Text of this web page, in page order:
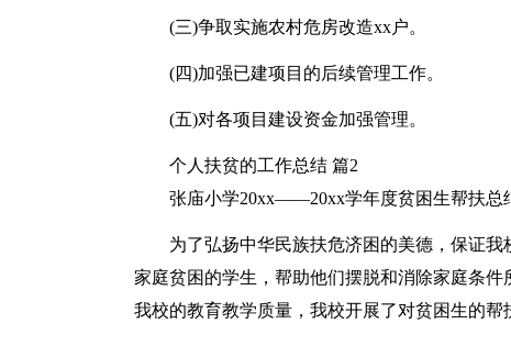
(三)争取实施农村危房改造xx户。
(四)加强已建项目的后续管理工作。
(五)对各项目建设资金加强管理。
个人扶贫的工作总结 篇2
张庙小学20xx——20xx学年度贫困生帮扶总
为了弘扬中华民族扶危济困的美德，保证
家庭贫困的学生，帮助他们摆脱和消除家庭条
我校的教育教学质量，我校开展了对贫困生的帮